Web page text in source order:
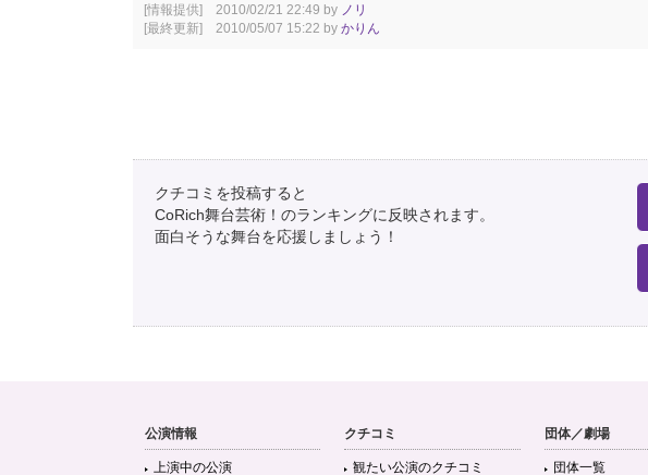
[情報提供] 2010/02/21 22:49 by ノリ
[最終更新] 2010/05/07 15:22 by かりん
クチコミを投稿すると
CoRich舞台芸術！のランキングに反映されます。
面白そうな舞台を応援しましょう！
公演情報
上演中の公演
クチコミ
観たい公演のクチコミ
団体／劇場
団体一覧